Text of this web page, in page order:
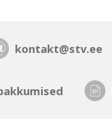
kontakt@stv.ee